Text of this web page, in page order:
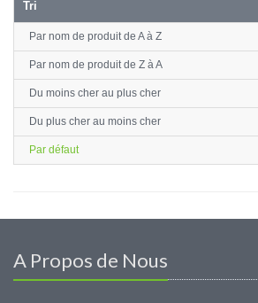
Tri
Par nom de produit de A à Z
Par nom de produit de Z à A
Du moins cher au plus cher
Du plus cher au moins cher
Par défaut
A Propos de Nous